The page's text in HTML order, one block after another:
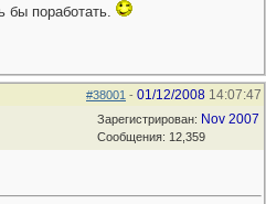
бы поработать.
#38001 - 01/12/2008 14:07:47
Зарегистрирован: Nov 2007
Сообщения: 12,359